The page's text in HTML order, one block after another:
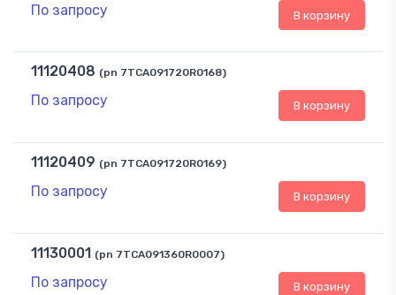
По запросу В корзину
11120408 (pn 7TCA091720R0168)
По запросу В корзину
11120409 (pn 7TCA091720R0169)
По запросу В корзину
11130001 (pn 7TCA091360R0007)
По запросу В корзину